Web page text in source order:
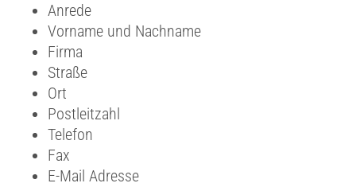
Anrede
Vorname und Nachname
Firma
Straße
Ort
Postleitzahl
Telefon
Fax
E-Mail Adresse